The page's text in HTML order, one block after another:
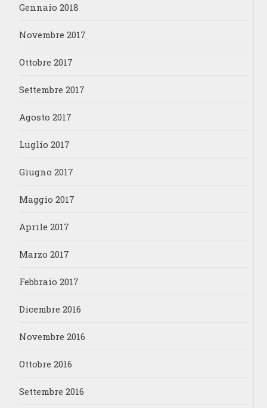
Gennaio 2018
Novembre 2017
Ottobre 2017
Settembre 2017
Agosto 2017
Luglio 2017
Giugno 2017
Maggio 2017
Aprile 2017
Marzo 2017
Febbraio 2017
Dicembre 2016
Novembre 2016
Ottobre 2016
Settembre 2016